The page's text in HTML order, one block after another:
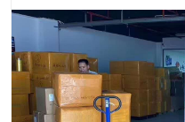
深圳DHL国际快递
UPS国际快递